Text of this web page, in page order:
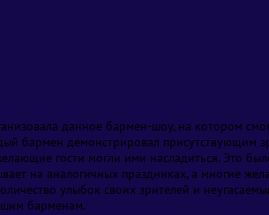
бармен демонстрировал присутствующим
гости могли ими насладиться. Это
на аналогичных праздниках, а многие
улыбок своих зрителей и
барменам.